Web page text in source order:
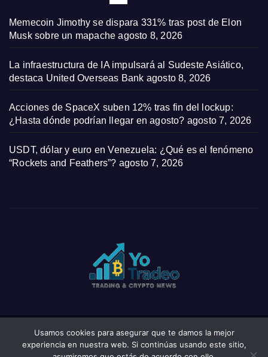
Memecoin Jimothy se dispara 331% tras post de Elon
Musk sobre un mapache agosto 8, 2026
La infraestructura de IA impulsará al Sudeste Asiático,
destaca United Overseas Bank agosto 8, 2026
Acciones de SpaceX suben 12% tras fin del lockup:
¿Hasta dónde podrían llegar en agosto? agosto 7, 2026
USDT, dólar y euro en Venezuela: ¿Qué es el fenómeno
“Rockets and Feathers”? agosto 7, 2026
Funciona gracias a WordPress|Tema: News Click deThemeansar
Usamos cookies para asegurar que te damos la mejor
experiencia en nuestra web. Si continúas usando este sitio,